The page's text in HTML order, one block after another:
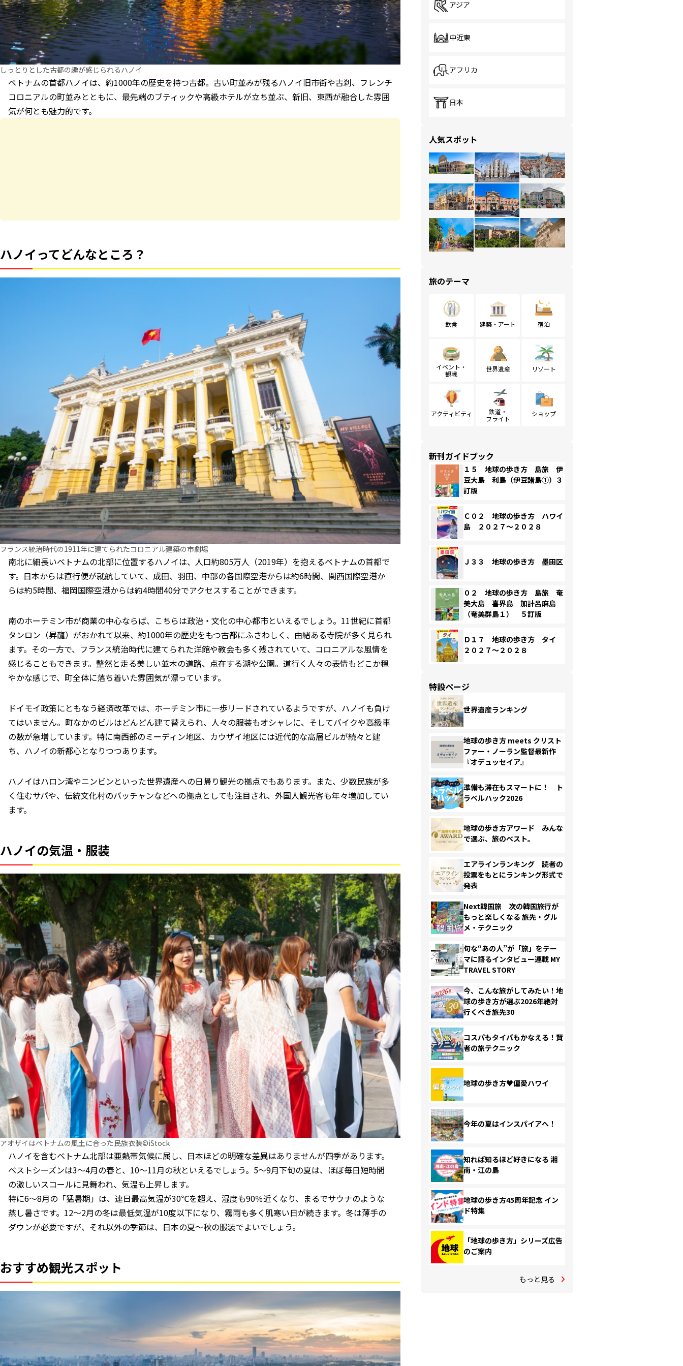
しっとりとした古都の趣が感じられるハノイ
ベトナムの首都ハノイは、約1000年の歴史を持つ古都。古い町並みが残るハノイ旧市街や古刹、フレンチ
コロニアルの町並みとともに、最先端のブティックや高級ホテルが立ち並ぶ、新旧、東西が融合した雰囲
気が何とも魅力的です。
ハノイってどんなところ？
フランス統治時代の1911年に建てられたコロニアル建築の市劇場
南北に細長いベトナムの北部に位置するハノイは、人口約805万人（2019年）を抱えるベトナムの首都で
す。日本からは直行便が就航していて、成田、羽田、中部の各国際空港からは約6時間、関西国際空港か
らは約5時間、福岡国際空港からは約4時間40分でアクセスすることができます。
南のホーチミン市が商業の中心ならば、こちらは政治・文化の中心都市といえるでしょう。11世紀に首都
タンロン（昇龍）がおかれて以来、約1000年の歴史をもつ古都にふさわしく、由緒ある寺院が多く見られ
ます。その一方で、フランス統治時代に建てられた洋館や教会も多く残されていて、コロニアルな風情を
感じることもできます。整然と走る美しい並木の道路、点在する湖や公園。道行く人々の表情もどこか穏
やかな感じで、町全体に落ち着いた雰囲気が漂っています。
ドイモイ政策にともなう経済改革では、ホーチミン市に一歩リードされているようですが、ハノイも負け
てはいません。町なかのビルはどんどん建て替えられ、人々の服装もオシャレに、そしてバイクや高級車
の数が急増しています。特に南西部のミーディン地区、カウザイ地区には近代的な高層ビルが続々と建
ち、ハノイの新都心となりつつあります。
ハノイはハロン湾やニンビンといった世界遺産への日帰り観光の拠点でもあります。また、少数民族が多
く住むサパや、伝統文化村のバッチャンなどへの拠点としても注目され、外国人観光客も年々増加してい
ます。
ハノイの気温・服装
アオザイはベトナムの風土に合った民族衣装©iStock
ハノイを含むベトナム北部は亜熱帯気候に属し、日本ほどの明確な差異はありませんが四季があります。
ベストシーズンは3～4月の春と、10～11月の秋といえるでしょう。5～9月下旬の夏は、ほぼ毎日短時間
の激しいスコールに見舞われ、気温も上昇します。
特に6～8月の「猛暑期」は、連日最高気温が30℃を超え、湿度も90％近くなり、まるでサウナのような
蒸し暑さです。12～2月の冬は最低気温が10度以下になり、霧雨も多く肌寒い日が続きます。冬は薄手の
ダウンが必要ですが、それ以外の季節は、日本の夏～秋の服装でよいでしょう。
おすすめ観光スポット
アジア
中近東
アフリカ
日本
人気スポット
旅のテーマ
飲食 建築・アート 宿泊
イベント・
観戦
世界遺産 リゾート
アクティビティ
鉄道・
フライト
ショップ
新刊ガイドブック
１５ 地球の歩き方 島旅 伊
豆大島 利島（伊豆諸島①）３
訂版
Ｃ０２ 地球の歩き方 ハワイ
島 ２０２７～２０２８
Ｊ３３ 地球の歩き方 墨田区
０２ 地球の歩き方 島旅 奄
美大島 喜界島 加計呂麻島
（奄美群島１） ５訂版
Ｄ１７ 地球の歩き方 タイ
２０２７～２０２８
特設ページ
世界遺産ランキング
地球の歩き方 meets クリスト
ファー・ノーラン監督最新作
『オデュッセイア』
準備も滞在もスマートに！ ト
ラベルハック2026
地球の歩き方アワード みんな
で選ぶ、旅のベスト。
エアラインランキング 読者の
投票をもとにランキング形式で
発表
Next韓国旅 次の韓国旅行が
もっと楽しくなる 旅先・グル
メ・テクニック
旬な“あの人”が「旅」をテー
マに語るインタビュー連載 MY
TRAVEL STORY
今、こんな旅がしてみたい！地
球の歩き方が選ぶ2026年絶対
行くべき旅先30
コスパもタイパもかなえる！賢
者の旅テクニック
地球の歩き方♥偏愛ハワイ
今年の夏はインスパイアへ！
知れば知るほど好きになる 湘
南・江の島
地球の歩き方45周年記念 イン
ド特集
「地球の歩き方」シリーズ広告
のご案内
もっと見る